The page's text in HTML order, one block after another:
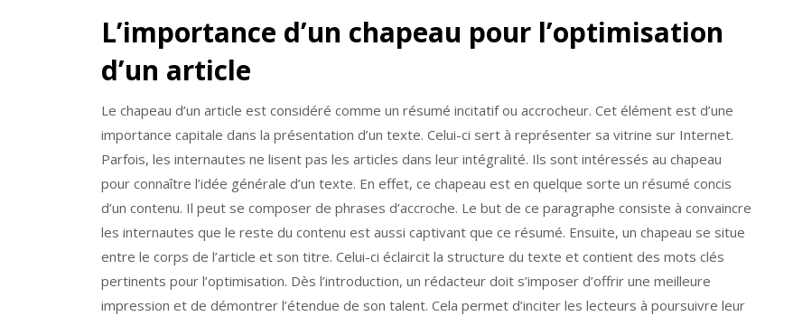
L’importance d’un chapeau pour l’optimisation
d’un article
Le chapeau d’un article est considéré comme un résumé incitatif ou accrocheur. Cet élément est d’une
importance capitale dans la présentation d’un texte. Celui-ci sert à représenter sa vitrine sur Internet.
Parfois, les internautes ne lisent pas les articles dans leur intégralité. Ils sont intéressés au chapeau
pour connaître l’idée générale d’un texte. En effet, ce chapeau est en quelque sorte un résumé concis
d’un contenu. Il peut se composer de phrases d’accroche. Le but de ce paragraphe consiste à convaincre
les internautes que le reste du contenu est aussi captivant que ce résumé. Ensuite, un chapeau se situe
entre le corps de l’article et son titre. Celui-ci éclaircit la structure du texte et contient des mots clés
pertinents pour l’optimisation. Dès l’introduction, un rédacteur doit s’imposer d’offrir une meilleure
impression et de démontrer l’étendue de son talent. Cela permet d’inciter les lecteurs à poursuivre leur